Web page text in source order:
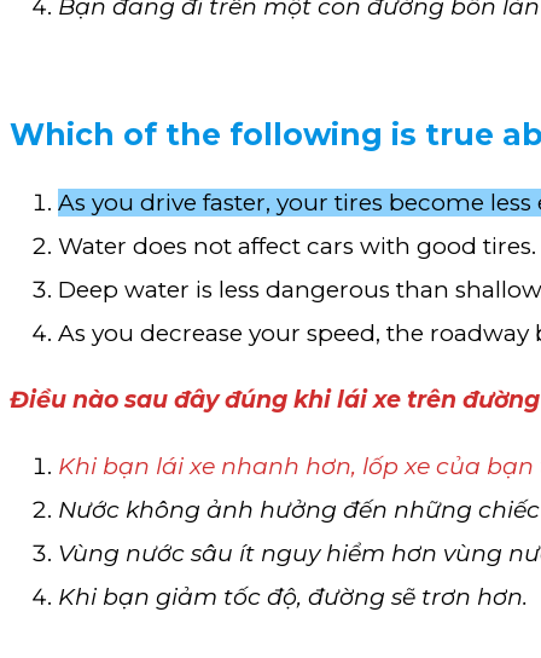
Bạn đang đi trên một con đường bốn làn
Which of the following is true
As you drive faster, your tires become less
Water does not affect cars with good tires.
Deep water is less dangerous than
As you decrease your speed, the
Điều nào sau đây đúng khi lái xe trên
Khi bạn lái xe nhanh hơn, lốp xe của
Nước không ảnh hưởng đến những
Vùng nước sâu ít nguy hiểm hơn vùng
Khi bạn giảm tốc độ, đường sẽ trơn hơn.